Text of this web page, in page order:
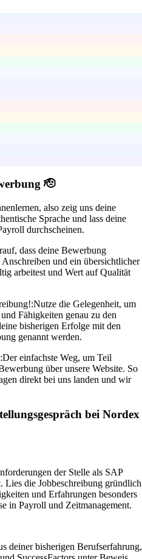
🫡
also zeig uns deine
Sprache und lass deine
durchscheinen.
dass deine Bewerbung
und ein übersichtlicher
arbeitest und Wert auf Qualität
Nutze die Gelegenheit, um
Fähigkeiten genau zu den
bisherigen Erfolge mit den
genannt werden.
Der einfachste Weg, um Teil
über unsere Website. So
direkt bei uns landen und wir
bei Nordex
der Stelle als SAP
die Jobbeschreibung gründlich
und Erfahrungen besonders
in Payroll und Zeitmanagement.
deiner bisherigen Berufserfahrung,